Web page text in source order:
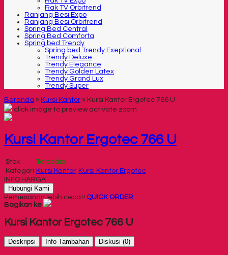
Rak TV Orbitrend
Ranjang Besi Expo
Ranjang Besi Orbitrend
Spring Bed Central
Spring Bed Comforta
Spring bed Trendy
Spring bed Trendy Exeptional
Trendy Deluxe
Trendy Elegance
Trendy Golden Latex
Trendy Grand Lux
Trendy Super
Beranda » Kursi Kantor » Kursi Kantor Ergotec 766 U
click image to preview activate zoom
Kursi Kantor Ergotec 766 U
Stok
Tersedia
Kategori Kursi Kantor, Kursi Kantor Ergotec
INFO HARGA
Hubungi Kami
Pemesanan lebih cepat! QUICK ORDER
Bagikan ke
Kursi Kantor Ergotec 766 U
Deskripsi Info Tambahan Diskusi (0)